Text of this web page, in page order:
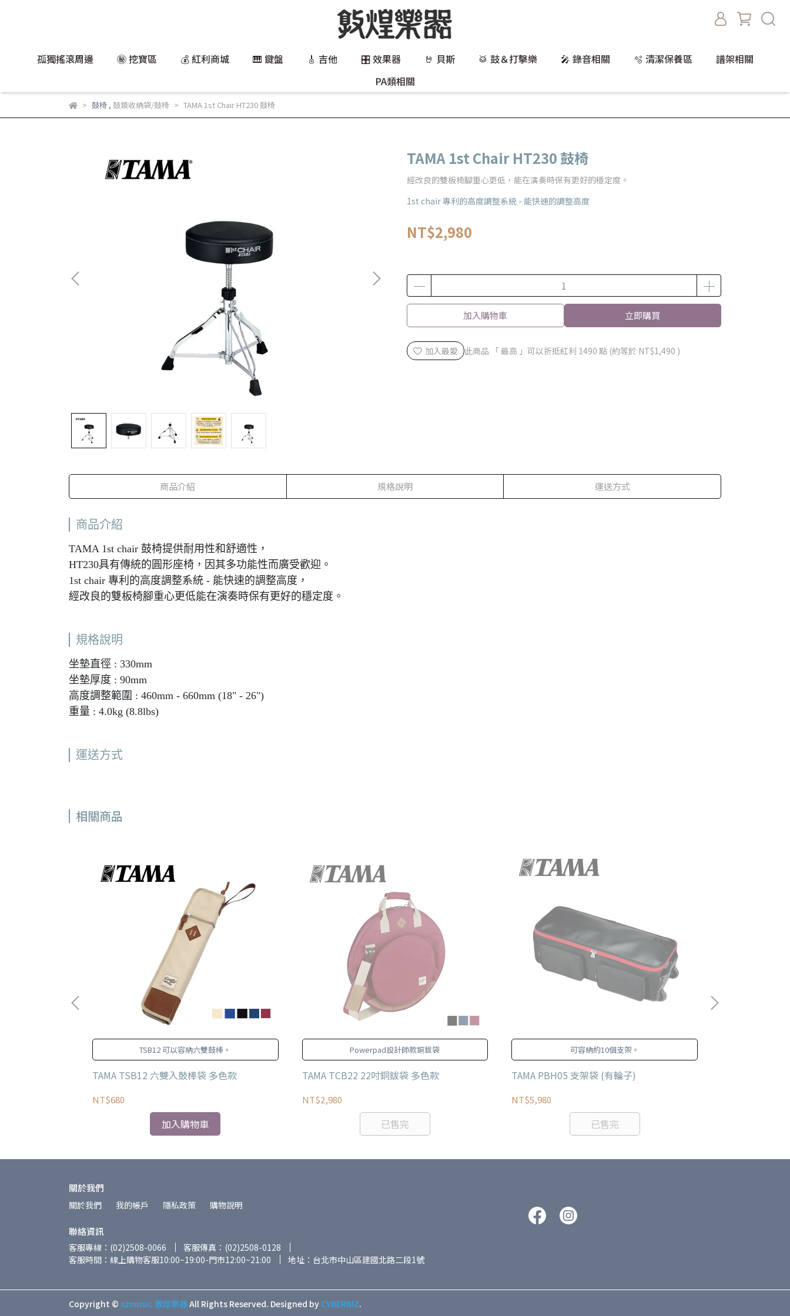
孤獨搖滾周邊 ㊙️ 挖寶區 💰 紅利商城 🎹 鍵盤 🎸 吉他 🎛️ 效果器 🤘 貝斯 🥁 鼓＆打擊樂 🎤 錄音相關 🫧 清潔保養區
譜架相關
PA類相關
鼓椅, 鼓類收納袋/鼓椅 TAMA 1st Chair HT230 鼓椅
TAMA 1st Chair HT230 鼓椅
經改良的雙板椅腳重心更低，能在演奏時保有更好的穩定度。
1st chair 專利的高度調整系統 - 能快速的調整高度
NT$2,980
加入購物車 立即購買
加入最愛 此商品 「 最高 」可以折抵紅利 1490 點 (約等於 NT$1,490 )
商品介紹 規格說明 運送方式
商品介紹
TAMA 1st chair 鼓椅提供耐用性和舒適性，
HT230具有傳統的圓形座椅，因其多功能性而廣受歡迎。
1st chair 專利的高度調整系統 - 能快速的調整高度，
經改良的雙板椅腳重心更低能在演奏時保有更好的穩定度。
規格說明
坐墊直徑 : 330mm
坐墊厚度 : 90mm
高度調整範圍 : 460mm - 660mm (18" - 26")
重量 : 4.0kg (8.8lbs)
運送方式
相關商品
TSB12 可以容納六雙鼓棒。
TAMA TSB12 六雙入鼓棒袋 多色款
NT$680
加入購物車
Powerpad設計師款銅鈸袋
TAMA TCB22 22吋銅鈸袋 多色款
NT$2,980
已售完
可容納約10個支架。
TAMA PBH05 支架袋 (有輪子)
NT$5,980
已售完
關於我們
關於我們 我的帳戶 隱私政策 購物說明
聯絡資訊
客服專線：(02)2508-0066
客服傳真：(02)2508-0128
客服時間：線上購物客服10:00~19:00-門市12:00~21:00
地址：台北市中山區建國北路二段1號
Copyright © xzmusic 敦煌樂器All Rights Reserved. Designed by CYBERBIZ.